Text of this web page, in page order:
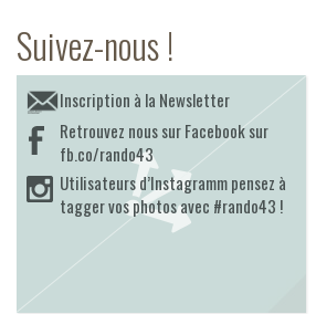
Suivez-nous !
Inscription à la Newsletter
Retrouvez nous sur Facebook sur
fb.co/rando43
Utilisateurs d’Instagramm pensez à
tagger vos photos avec #rando43 !